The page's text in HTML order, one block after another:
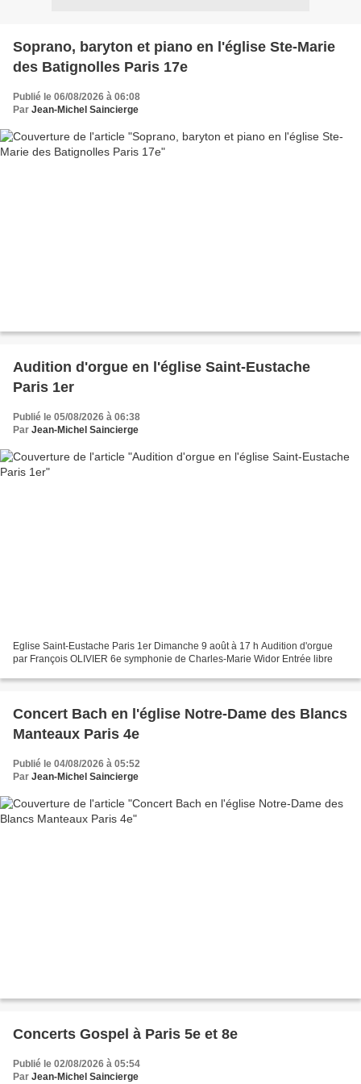
Soprano, baryton et piano en l'église Ste-Marie
des Batignolles Paris 17e
Publié le 06/08/2026 à 06:08
Par Jean-Michel Saincierge
Audition d'orgue en l'église Saint-Eustache
Paris 1er
Publié le 05/08/2026 à 06:38
Par Jean-Michel Saincierge
Eglise Saint-Eustache Paris 1er Dimanche 9 août à 17 h Audition d'orgue
par François OLIVIER 6e symphonie de Charles-Marie Widor Entrée libre
Concert Bach en l'église Notre-Dame des Blancs
Manteaux Paris 4e
Publié le 04/08/2026 à 05:52
Par Jean-Michel Saincierge
Concerts Gospel à Paris 5e et 8e
Publié le 02/08/2026 à 05:54
Par Jean-Michel Saincierge